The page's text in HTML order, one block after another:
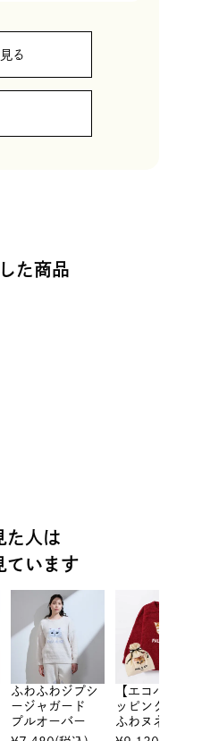
る
た商品
た人は
ています
ふわふわジプシ
ージャガード
プルオーバー
【エコバッグラ
ッピング】ふわ
ふわヌネットジ
ャガード プル